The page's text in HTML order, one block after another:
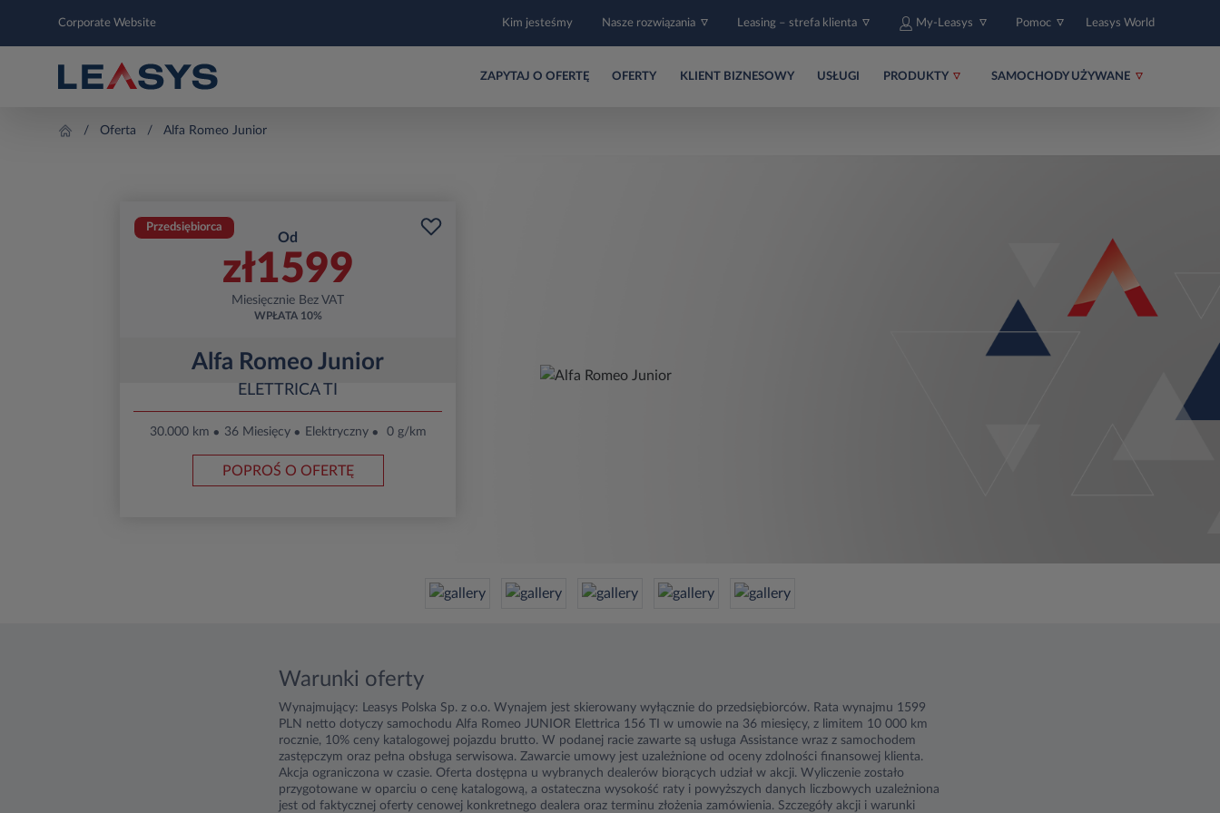
Corporate Website Kim jesteśmy Nasze rozwiązania Leasing – strefa klienta My-Leasys Pomoc Leasys World
ZAPYTAJ O OFERTĘ OFERTY KLIENT BIZNESOWY USŁUGI PRODUKTY SAMOCHODY UŻYWANE
Oferta Alfa Romeo Junior
Przedsiębiorca
Od
zł1599
Miesięcznie Bez VAT
WPŁATA 10%
Alfa Romeo Junior
ELETTRICA TI
30.000 km 36 Miesięcy Elektryczny 0 g/km
POPROŚ O OFERTĘ
Warunki oferty
Wynajmujący: Leasys Polska Sp. z o.o. Wynajem jest skierowany wyłącznie do przedsiębiorców. Rata wynajmu 1599
PLN netto dotyczy samochodu Alfa Romeo JUNIOR Elettrica 156 TI w umowie na 36 miesięcy, z limitem 10 000 km
rocznie, 10% ceny katalogowej pojazdu brutto. W podanej racie zawarte są usługa Assistance wraz z samochodem
zastępczym oraz pełna obsługa serwisowa. Zawarcie umowy jest uzależnione od oceny zdolności finansowej klienta.
Akcja ograniczona w czasie. Oferta dostępna u wybranych dealerów biorących udział w akcji. Wyliczenie zostało
przygotowane w oparciu o cenę katalogową, a ostateczna wysokość raty i powyższych danych liczbowych uzależniona
jest od faktycznej oferty cenowej konkretnego dealera oraz terminu złożenia zamówienia. Szczegóły akcji i warunki